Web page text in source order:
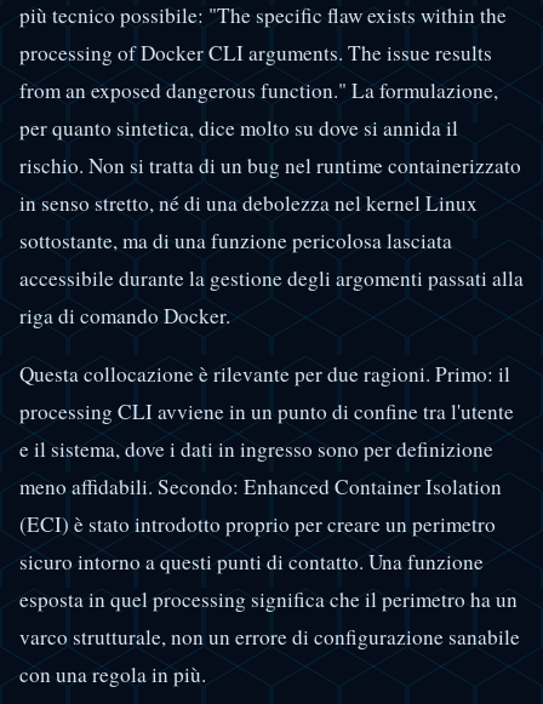
più tecnico possibile: "The specific flaw exists within the
processing of Docker CLI arguments. The issue results
from an exposed dangerous function." La formulazione,
per quanto sintetica, dice molto su dove si annida il
rischio. Non si tratta di un bug nel runtime containerizzato
in senso stretto, né di una debolezza nel kernel Linux
sottostante, ma di una funzione pericolosa lasciata
accessibile durante la gestione degli argomenti passati alla
riga di comando Docker.
Questa collocazione è rilevante per due ragioni. Primo: il
processing CLI avviene in un punto di confine tra l'utente
e il sistema, dove i dati in ingresso sono per definizione
meno affidabili. Secondo: Enhanced Container Isolation
(ECI) è stato introdotto proprio per creare un perimetro
sicuro intorno a questi punti di contatto. Una funzione
esposta in quel processing significa che il perimetro ha un
varco strutturale, non un errore di configurazione sanabile
con una regola in più.